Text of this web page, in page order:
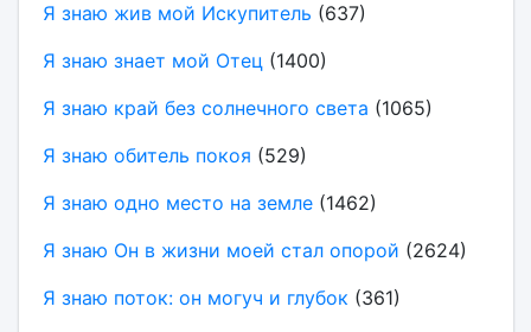
Я знаю жив мой Искупитель (637)
Я знаю знает мой Отец(1400)
Я знаю край без солнечного света (1065)
Я знаю обитель покоя (529)
Я знаю одно место на земле(1462)
Я знаю Он в жизни моей стал опорой (2624)
Я знаю поток: он могуч и глубок (361)